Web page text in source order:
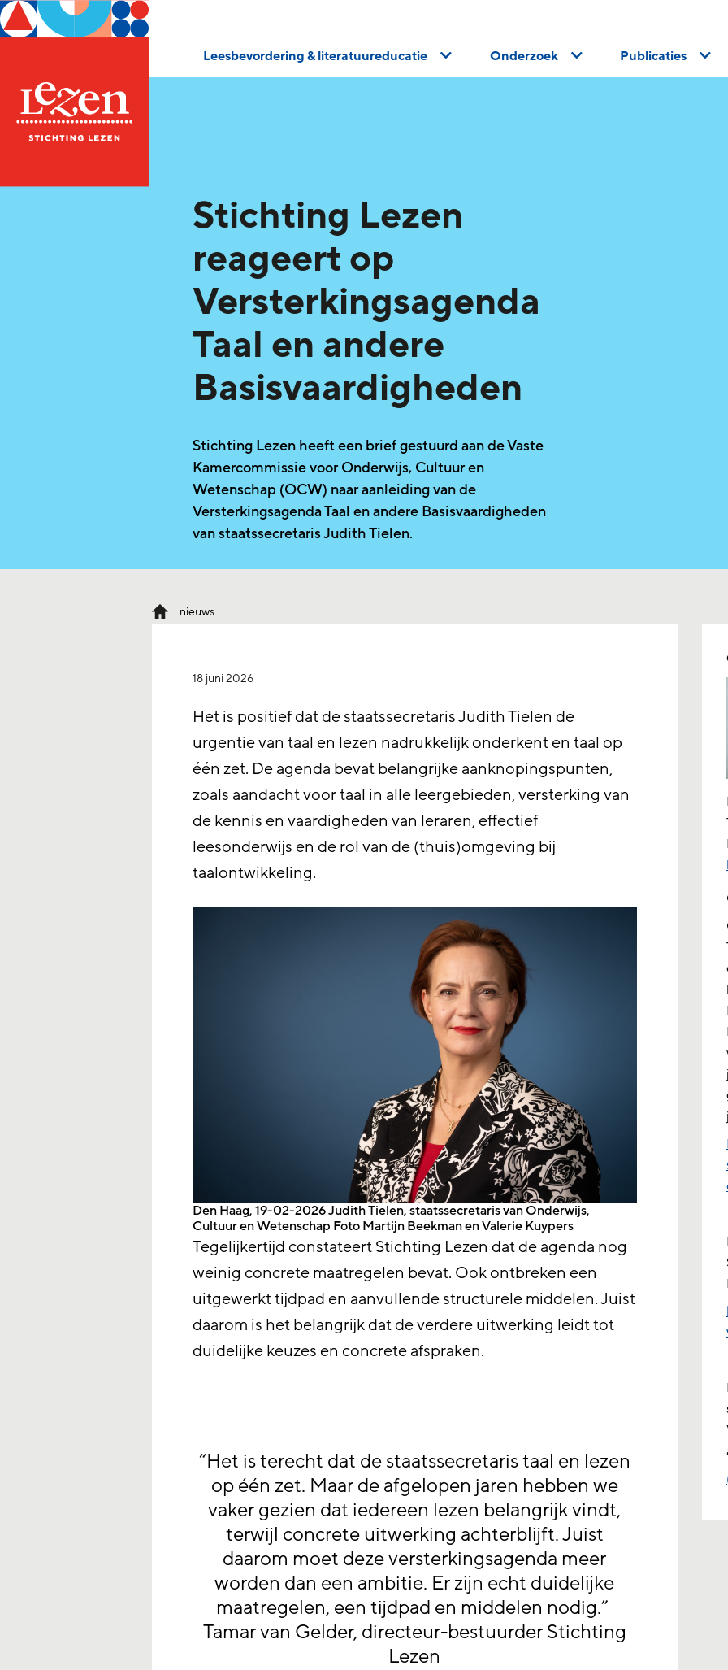
Leesbevordering & literatuureducatie Onderzoek Publicaties
Stichting Lezen
reageert op
Versterkingsagenda
Taal en andere
Basisvaardigheden
Stichting Lezen heeft een brief gestuurd aan de Vaste
Kamercommissie voor Onderwijs, Cultuur en
Wetenschap (OCW) naar aanleiding van de
Versterkingsagenda Taal en andere Basisvaardigheden
van staatssecretaris Judith Tielen.
nieuws
18 juni 2026
Het is positief dat de staatssecretaris Judith Tielen de
urgentie van taal en lezen nadrukkelijk onderkent en taal op
één zet. De agenda bevat belangrijke aanknopingspunten,
zoals aandacht voor taal in alle leergebieden, versterking van
de kennis en vaardigheden van leraren, effectief
leesonderwijs en de rol van de (thuis)omgeving bij
taalontwikkeling.
Den Haag, 19-02-2026 Judith Tielen, staatssecretaris van Onderwijs,
Cultuur en Wetenschap Foto Martijn Beekman en Valerie Kuypers
Tegelijkertijd constateert Stichting Lezen dat de agenda nog
weinig concrete maatregelen bevat. Ook ontbreken een
uitgewerkt tijdpad en aanvullende structurele middelen. Juist
daarom is het belangrijk dat de verdere uitwerking leidt tot
duidelijke keuzes en concrete afspraken.
“Het is terecht dat de staatssecretaris taal en lezen
op één zet. Maar de afgelopen jaren hebben we
vaker gezien dat iedereen lezen belangrijk vindt,
terwijl concrete uitwerking achterblijft. Juist
daarom moet deze versterkingsagenda meer
worden dan een ambitie. Er zijn echt duidelijke
maatregelen, een tijdpad en middelen nodig.”
Tamar van Gelder, directeur-bestuurder Stichting
Lezen